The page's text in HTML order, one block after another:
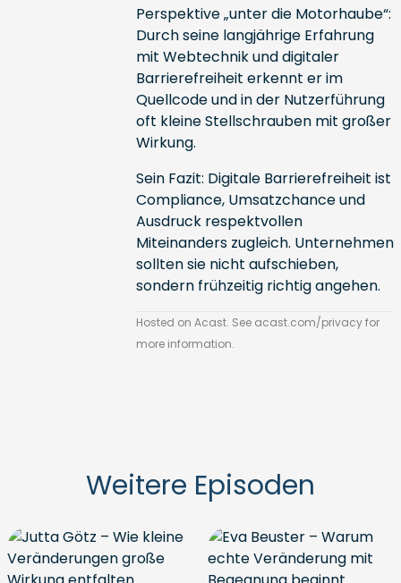
Perspektive „unter die Motorhaube“:
Durch seine langjährige Erfahrung
mit Webtechnik und digitaler
Barrierefreiheit erkennt er im
Quellcode und in der Nutzerführung
oft kleine Stellschrauben mit großer
Wirkung.
Sein Fazit: Digitale Barrierefreiheit ist
Compliance, Umsatzchance und
Ausdruck respektvollen
Miteinanders zugleich. Unternehmen
sollten sie nicht aufschieben,
sondern frühzeitig richtig angehen.
Hosted on Acast. See acast.com/privacyfor
more information.
Weitere Episoden